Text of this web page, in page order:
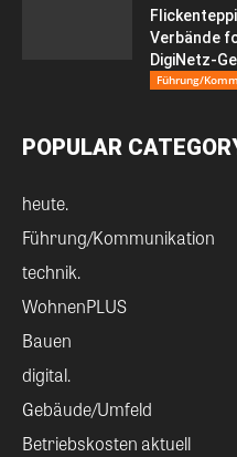
Verbände
DigiNetz-
Führung/
POPULAR
heute.
Führung/Kommunikation
technik.
WohnenPLUS
Bauen
digital.
Gebäude/Umfeld
Betriebskosten aktuell